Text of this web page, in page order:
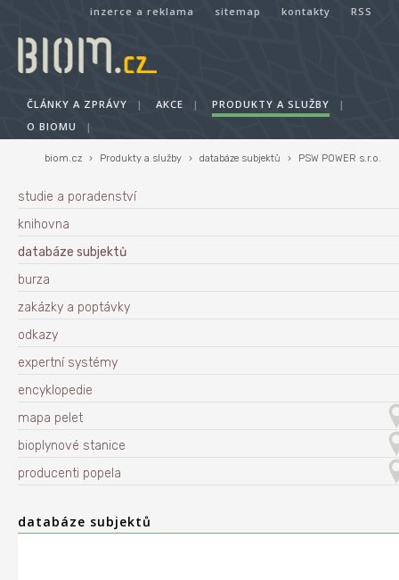
inzerce a reklama sitemap kontakty RSS
ČLÁNKY A ZPRÁVY | AKCE | PRODUKTY A SLUŽBY
|
O BIOMU
|
biom.cz › Produkty a služby › databáze subjektů › PSW POWER s.r.o.
studie a poradenství
knihovna
databáze subjektů
burza
zakázky a poptávky
odkazy
expertní systémy
encyklopedie
mapa pelet
bioplynové stanice
producenti popela
databáze subjektů